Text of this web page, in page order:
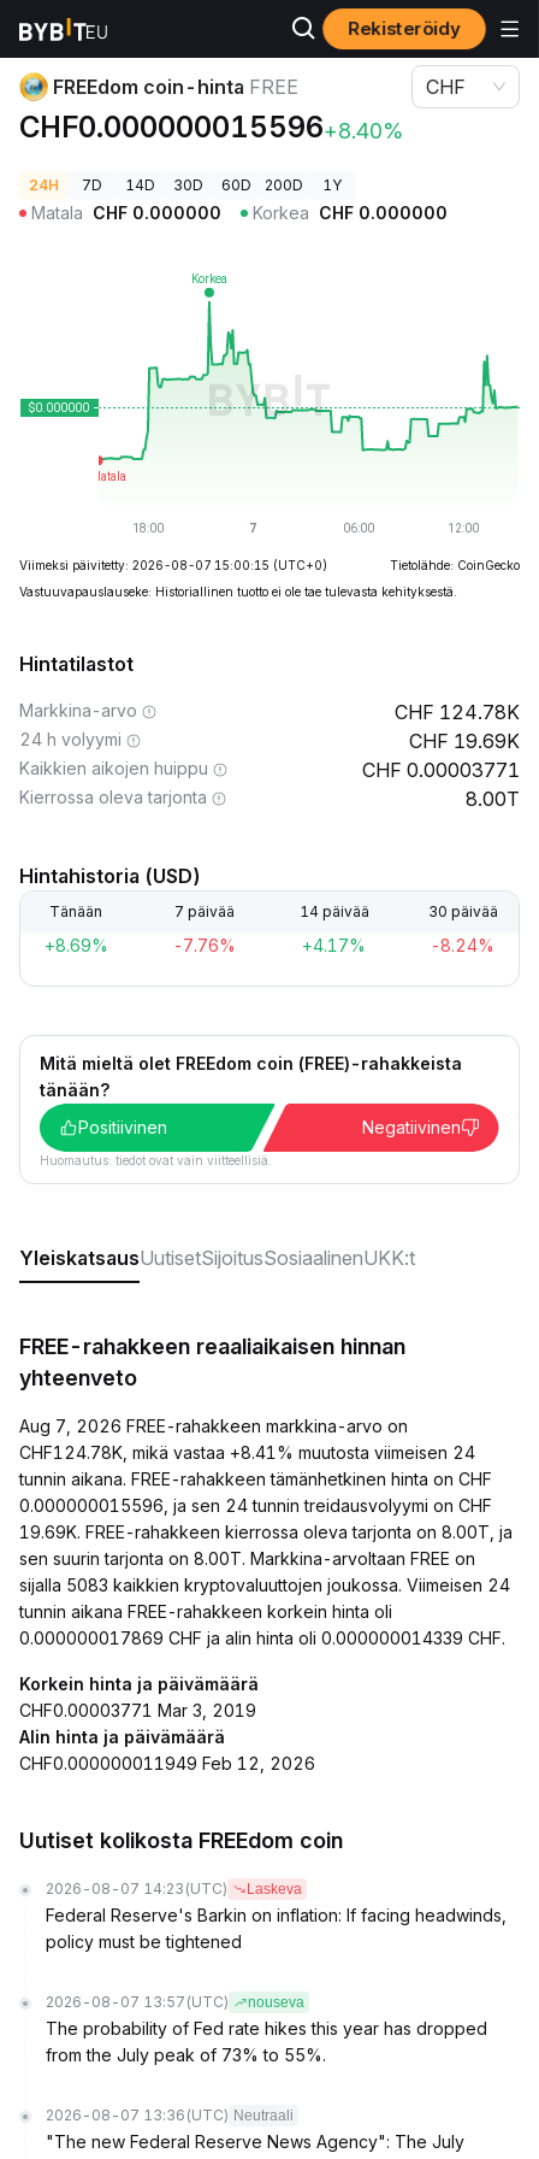
Rekisteröidy
Kryptohinnat FREEdom coin-hinta FREE
FREEdom coin-hinta FREE
CHF0.000000015596+8.40%
CHF
24H 7D 14D 30D 60D 200D 1Y
Matala CHF 0.000000 Korkea CHF 0.000000
Viimeksi päivitetty: 2026-08-07 15:00:15 (UTC+0)
Tietolähde: CoinGecko
Vastuuvapauslauseke: Historiallinen tuotto ei ole tae tulevasta kehityksestä.
Hintatilastot
Markkina-arvo 124.78K
24 h volyymi 19.69K
Kaikkien aikojen huippu 0.00003771
Kierrossa oleva tarjonta 8.00T
Hintahistoria (USD)
Tänään 7 päivää 14 päivää 30 päivää
+8.69% -7.76% +4.17% -8.24%
Mitä mieltä olet FREEdom coin (FREE)-rahakkeista
tänään?
Positiivinen
Negatiivinen
Huomautus: tiedot ovat vain viitteellisiä.
YleiskatsausUutisetSijoitusSosiaalinenUKK:t
FREE-rahakkeen reaaliaikaisen hinnan
yhteenveto
Aug 7, 2026 FREE-rahakkeen markkina-arvo on
CHF124.78K, mikä vastaa +8.41% muutosta viimeisen 24
tunnin aikana. FREE-rahakkeen tämänhetkinen hinta on CHF
0.000000015596, ja sen 24 tunnin treidausvolyymi on CHF
19.69K. FREE-rahakkeen kierrossa oleva tarjonta on 8.00T, ja
sen suurin tarjonta on 8.00T. Markkina-arvoltaan FREE on
sijalla 5083 kaikkien kryptovaluuttojen joukossa. Viimeisen 24
tunnin aikana FREE-rahakkeen korkein hinta oli
0.000000017869 CHF ja alin hinta oli 0.000000014339 CHF.
Korkein hinta ja päivämäärä
CHF0.00003771 Mar 3, 2019
Alin hinta ja päivämäärä
CHF0.000000011949 Feb 12, 2026
Uutiset kolikosta FREEdom coin
2026-08-07 14:23 (UTC) Laskeva
Federal Reserve's Barkin on inflation: If facing headwinds,
policy must be tightened
2026-08-07 13:57 (UTC) nouseva
The probability of Fed rate hikes this year has dropped
from the July peak of 73% to 55%.
2026-08-07 13:36 (UTC) Neutraali
"The new Federal Reserve News Agency": The July